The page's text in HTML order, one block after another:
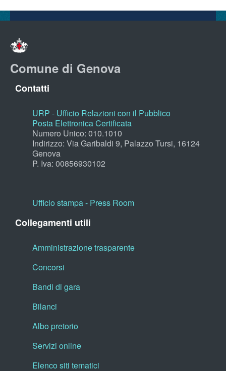
Comune di Genova
Contatti
URP - Ufficio Relazioni con il Pubblico
Posta Elettronica Certificata
Numero Unico: 010.1010
Indirizzo: Via Garibaldi 9, Palazzo Tursi, 16124
Genova
P. Iva: 00856930102
Ufficio stampa - Press Room
Collegamenti utili
Amministrazione trasparente
Concorsi
Bandi di gara
Bilanci
Albo pretorio
Servizi online
Elenco siti tematici